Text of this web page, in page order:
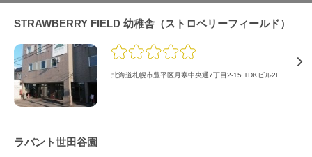
STRAWBERRY FIELD 幼稚舎（ストロベリーフィールド）
北海道札幌市豊平区月寒中央通7丁目2-15 TDKビル2F
ラバント世田谷園